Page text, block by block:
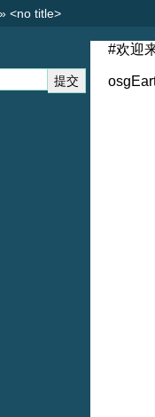
» <no title>
#欢迎